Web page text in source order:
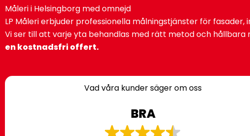
Måleri i Helsingborg med omnejd
LP Måleri erbjuder professionella målningstjänster för
Vi ser till att varje yta behandlas med rätt metod och
en kostnadsfri offert.
Vad våra kunder säger om oss
BRA